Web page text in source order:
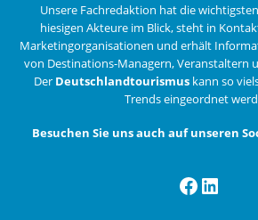
Unsere Fachredaktion hat die
hiesigen Akteure im Blick, steht in
Marketingorganisationen und erhält
von Destinations-Managern, Veranstaltern
Der Deutschlandtourismus kann so
Trends eingeordnet
Besuchen Sie uns auch auf unseren
Facebook